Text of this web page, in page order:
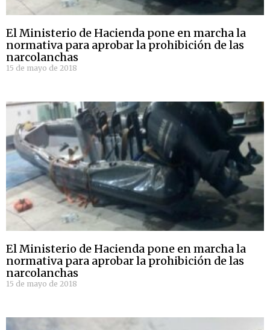
El Ministerio de Hacienda pone en marcha la
normativa para aprobar la prohibición de las
narcolanchas
15 de mayo de 2018
El Ministerio de Hacienda pone en marcha la
normativa para aprobar la prohibición de las
narcolanchas
15 de mayo de 2018